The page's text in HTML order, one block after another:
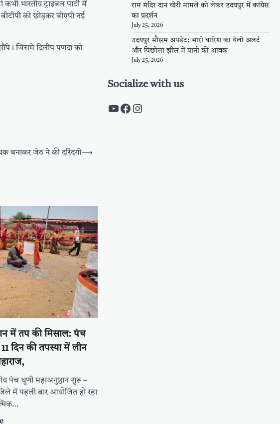
भारतीय ट्राइबल पार्टी में
को छोड़कर बीएपी नई
जिसमे दिलीप पणदा को
बनाकर जेठ ने की दरिंदगी⟶
में तप की मिसाल: पंच
दिन की तपस्या में लीन
पंच धूणी महाअनुष्ठान शुरू –
में पहली बार आयोजित हो रहा
राम मंदिर दान चोरी मामले को लेकर उदयपुर में कांग्रेस
का प्रदर्शन
July 25, 2026
उदयपुर मौसम अपडेट: भारी बारिश का येलो अलर्ट
और पिछोला झील में पानी की आवक
July 25, 2026
Socialize with us
https://www.youtube.com/c/
https://www.facebook.com/
Instagram